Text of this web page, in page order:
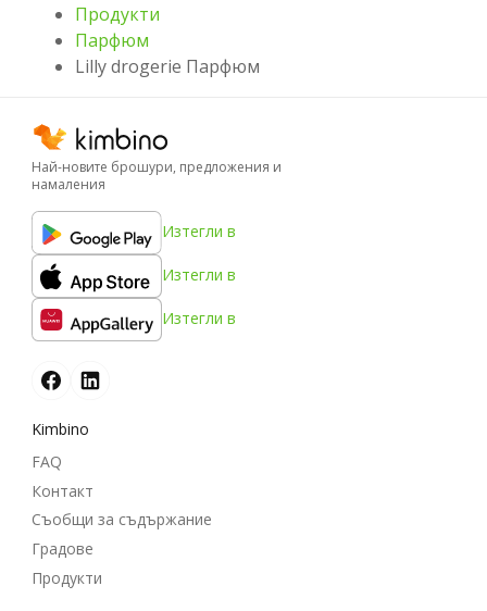
Продукти
Парфюм
Lilly drogerie Парфюм
Най-новите брошури, предложения и
намаления
Изтегли в
Изтегли в
Изтегли в
Kimbino
FAQ
Контакт
Съобщи за съдържание
Градове
Продукти